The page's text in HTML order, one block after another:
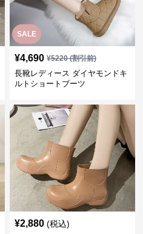
SALE
¥4,690 ¥5220(割引前)
長靴レディース ダイヤモンドキ
ルトショートブーツ
¥2,880 (税込)